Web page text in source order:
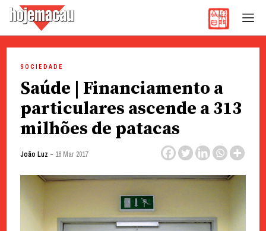
content
SOCIEDADE
Saúde | Financiamento a
particulares ascende a 313
milhões de patacas
João Luz - 16 Mar 2017